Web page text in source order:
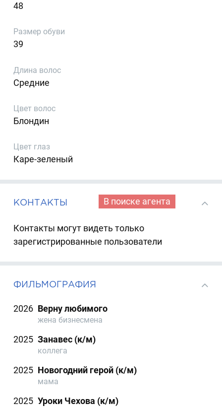
48
Размер обуви
39
Длина волос
Средние
Цвет волос
Блондин
Цвет глаз
Каре-зеленый
КОНТАКТЫ В поиске агента
Контакты могут видеть только
зарегистрированные пользователи
ФИЛЬМОГРАФИЯ
2026 Верну любимого
жена бизнесмена
2025 Занавес (к/м)
коллега
2025 Новогодний герой (к/м)
мама
2025 Уроки Чехова (к/м)